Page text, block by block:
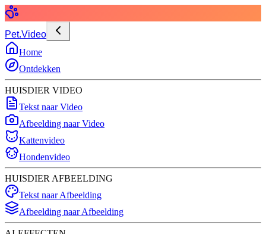
Pet.Video
Home
Ontdekken
HUISDIER VIDEO
Tekst naar Video
Afbeelding naar Video
Kattenvideo
Hondenvideo
HUISDIER AFBEELDING
Tekst naar Afbeelding
Afbeelding naar Afbeelding